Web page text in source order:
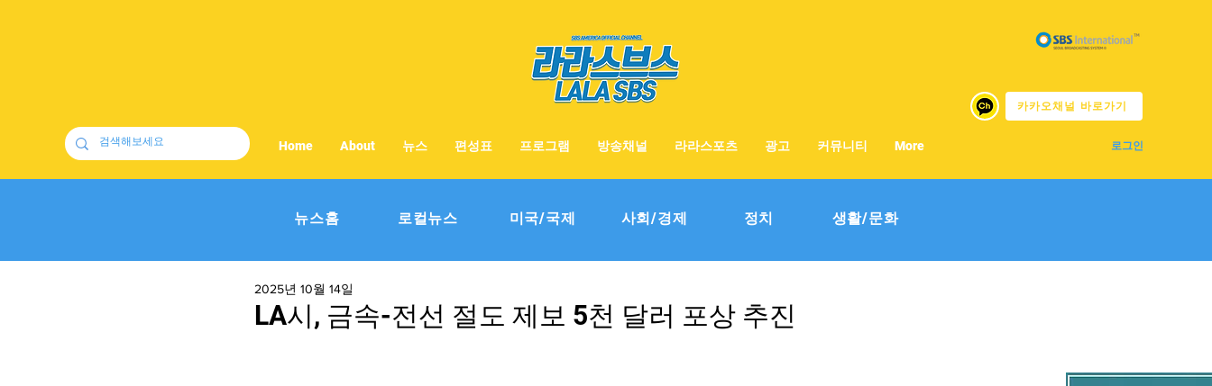
카카오채널 바로가기
로그인
Home About 뉴스 편성표 프로그램 방송채널 라라스포츠 광고 커뮤니티 More
뉴스홈 로컬뉴스 미국/국제 사회/경제 정치 생활/문화
LA시, 금속-전선 절도 제보 5천 달러 포상 추진
2025년 10월 14일